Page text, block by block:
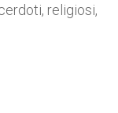
religiosi,